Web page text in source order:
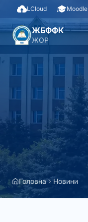
LCloud Moodle
ЖБФФК
ЖОР
Головна Новини